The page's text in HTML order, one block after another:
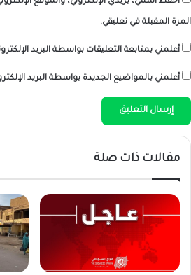
المرة المقبلة في تعليقي.
أعلمني بمتابعة التعليقات بواسطة البريد
أعلمني بالمواضيع الجديدة بواسطة البريد
مقالات ذات صلة